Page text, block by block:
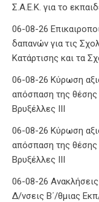
Σ.Α.Ε.Κ. για το
06-08-26
δαπανών για τις
Κατάρτισης και τα
06-08-26 Κύρωση
απόσπαση της
Βρυξέλλες ΙΙΙ
06-08-26 Κύρωση
απόσπαση της
Βρυξέλλες ΙΙΙ
06-08-26
Δ/νσεις Β΄/θμιας